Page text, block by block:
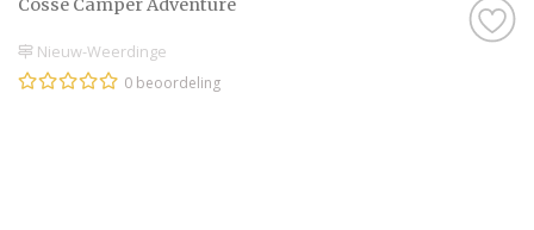
Cosse Camper Adventure
Nieuw-Weerdinge
0 beoordeling